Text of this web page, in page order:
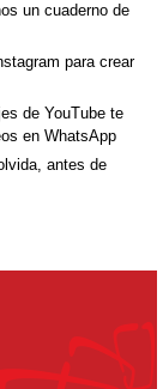
un cuaderno de
para crear
de YouTube te
en WhatsApp
antes de